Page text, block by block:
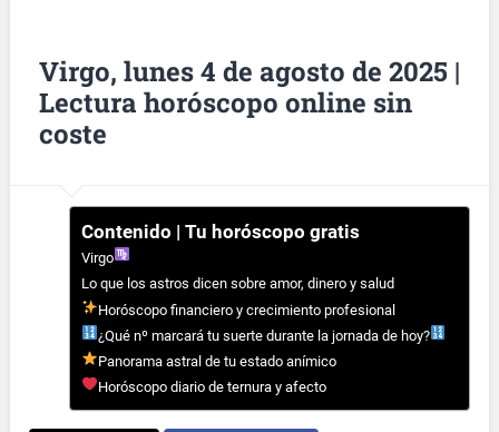
Virgo, lunes 4 de agosto de 2025 |
Lectura horóscopo online sin
coste
Contenido | Tu horóscopo gratis
Virgo
Lo que los astros dicen sobre amor, dinero y salud
Horóscopo financiero y crecimiento profesional
¿Qué nº marcará tu suerte durante la jornada de hoy?
Panorama astral de tu estado anímico
Horóscopo diario de ternura y afecto